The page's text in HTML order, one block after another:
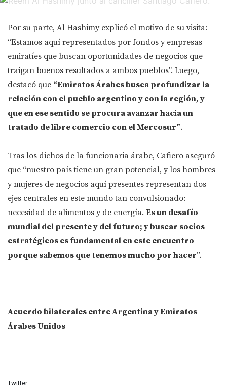
Por su parte, Al Hashimy explicó el motivo de su visita:
“Estamos aquí representados por fondos y empresas
emiratíes que buscan oportunidades de negocios que
traigan buenos resultados a ambos pueblos". Luego,
destacó que “Emiratos Árabes busca profundizar la
relación con el pueblo argentino y con la región, y
que en ese sentido se procura avanzar hacia un
tratado de libre comercio con el Mercosur”.
Tras los dichos de la funcionaria árabe, Cafiero aseguró
que “nuestro país tiene un gran potencial, y los hombres
y mujeres de negocios aquí presentes representan dos
ejes centrales en este mundo tan convulsionado:
necesidad de alimentos y de energía. Es un desafío
mundial del presente y del futuro; y buscar socios
estratégicos es fundamental en este encuentro
porque sabemos que tenemos mucho por hacer”.
Acuerdo bilaterales entre Argentina y Emiratos
Árabes Unidos
Twitter